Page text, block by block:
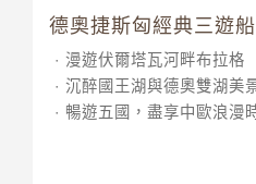
德奧捷斯匈經典三遊船
漫遊伏爾塔瓦河畔布拉格
沉醉國王湖與德奧雙湖美
暢遊五國，盡享中歐浪漫